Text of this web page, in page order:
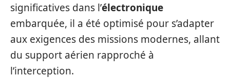
significatives dans l’électronique
embarquée, il a été optimisé pour s’adapter
aux exigences des missions modernes, allant
du support aérien rapproché à
l’interception.